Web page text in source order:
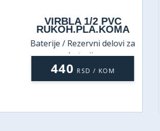
VIRBLA 1/2 PVC
RUKOH.PLA.KOMA
Baterije / Rezervni delovi za
baterije
RSD / KOM